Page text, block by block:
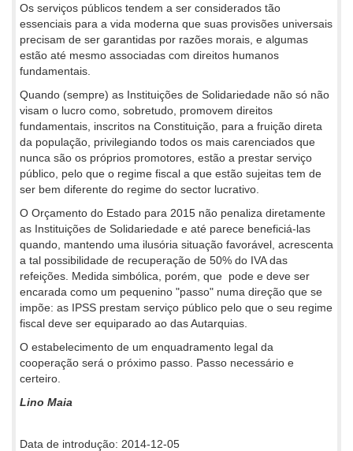
Os serviços públicos tendem a ser considerados tão
essenciais para a vida moderna que suas provisões universais
precisam de ser garantidas por razões morais, e algumas
estão até mesmo associadas com direitos humanos
fundamentais.
Quando (sempre) as Instituições de Solidariedade não só não
visam o lucro como, sobretudo, promovem direitos
fundamentais, inscritos na Constituição, para a fruição direta
da população, privilegiando todos os mais carenciados que
nunca são os próprios promotores, estão a prestar serviço
público, pelo que o regime fiscal a que estão sujeitas tem de
ser bem diferente do regime do sector lucrativo.
O Orçamento do Estado para 2015 não penaliza diretamente
as Instituições de Solidariedade e até parece beneficiá-las
quando, mantendo uma ilusória situação favorável, acrescenta
a tal possibilidade de recuperação de 50% do IVA das
refeições. Medida simbólica, porém, que pode e deve ser
encarada como um pequenino "passo" numa direção que se
impõe: as IPSS prestam serviço público pelo que o seu regime
fiscal deve ser equiparado ao das Autarquias.
O estabelecimento de um enquadramento legal da
cooperação será o próximo passo. Passo necessário e
certeiro.
Lino Maia
Data de introdução: 2014-12-05